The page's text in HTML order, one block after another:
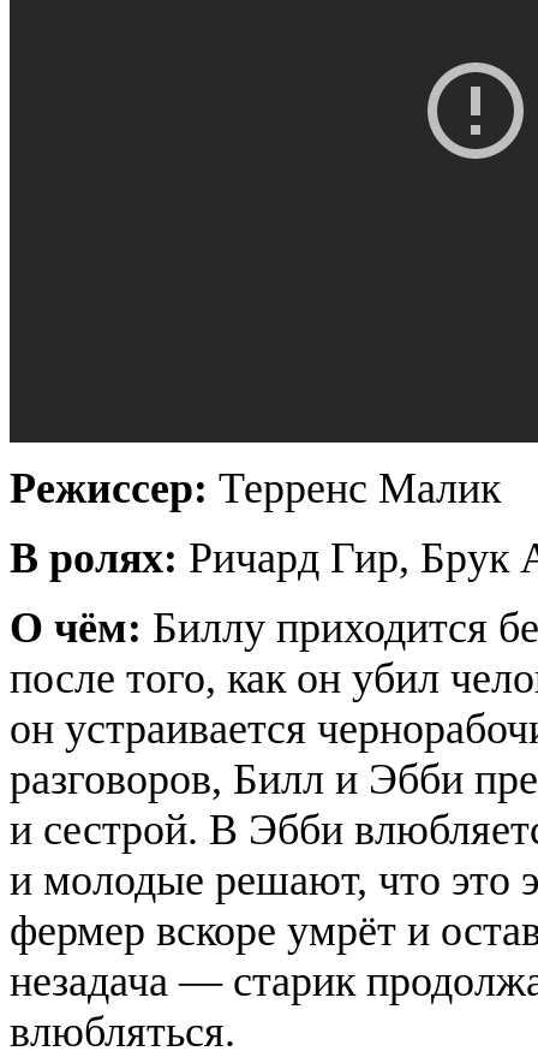
Режиссер: Терренс Малик
В ролях: Ричард Гир,
О чём: Биллу приходится
после того, как он убил
он устраивается
разговоров, Билл и Эбби
и сестрой. В Эбби
и молодые решают, что это
фермер вскоре умрёт и
незадача — старик
влюбляться.